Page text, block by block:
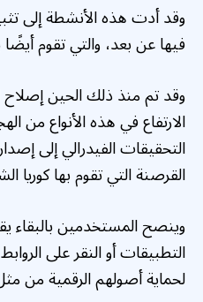
وقد أدت هذه الأنشطة إلى
فيها عن بعد، والتي تقوم
وقد تم منذ ذلك الحين إصلاح
الارتفاع في هذه الأنواع من
التحقيقات الفيدرالي إلى
القرصنة التي تقوم بها كوريا
وينصح المستخدمين بالبقاء
التطبيقات أو النقر على
لحماية أصولهم الرقمية من